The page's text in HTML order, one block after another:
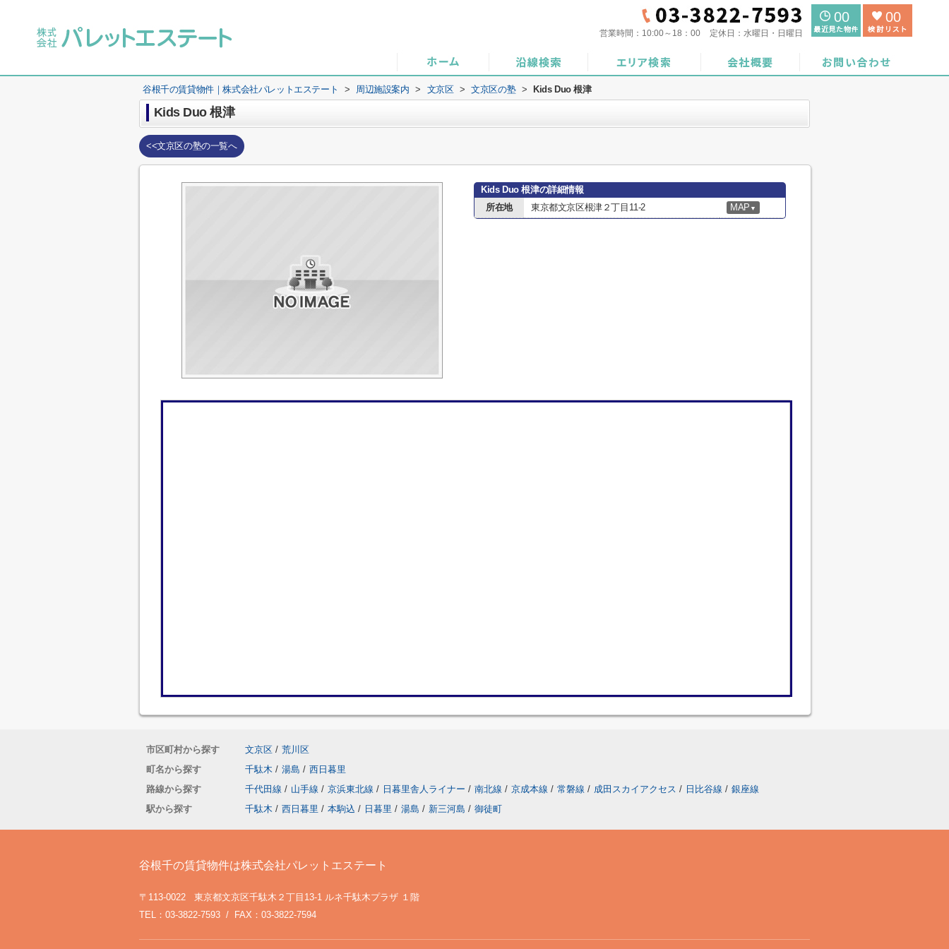
営業時間： 10:00～18：00 定休日： 水曜日・日曜日
00 00
谷根千の賃貸物件｜株式会社パレットエステート > 周辺施設案内 > 文京区 > 文京区の塾 > Kids Duo 根津
Kids Duo 根津
<<文京区の塾の一覧へ
Kids Duo 根津の詳細情報
所在地
東京都文京区根津２丁目11-2 MAP ▼
市区町村から探す 文京区 / 荒川区
町名から探す
千駄木 / 湯島 / 西日暮里
路線から探す
千代田線 / 山手線 / 京浜東北線 / 日暮里舎人ライナー / 南北線 / 京成本線 / 常磐線 / 成田スカイアクセス / 日比谷線 / 銀座線
駅から探す
千駄木 / 西日暮里 / 本駒込 / 日暮里 / 湯島 / 新三河島 / 御徒町
谷根千の賃貸物件は株式会社パレットエステート
〒113-0022 東京都文京区千駄木２丁目13-1 ルネ千駄木プラザ １階
TEL：03-3822-7593 / FAX：03-3822-7594